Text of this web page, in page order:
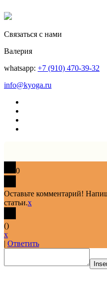
Связаться с нами
Валерия
whatsapp: +7 (910) 470-39-32
info@kyoga.ru
0
Оставьте комментарий!
статьи.x
()
x
| Ответить